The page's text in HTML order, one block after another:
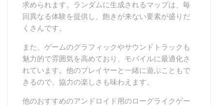
求められます。ランダムに生成されるマップは、毎
回異なる体験を提供し、飽きが来ない要素が盛りだ
くさんです。
また、ゲームのグラフィックやサウンドトラックも
魅力的で雰囲気を高めており、モバイルに最適化さ
れています。他のプレイヤーと一緒に遊ぶこともで
きるので、協力の楽しさも味わえます。
他のおすすめのアンドロイド用のローグライクゲー